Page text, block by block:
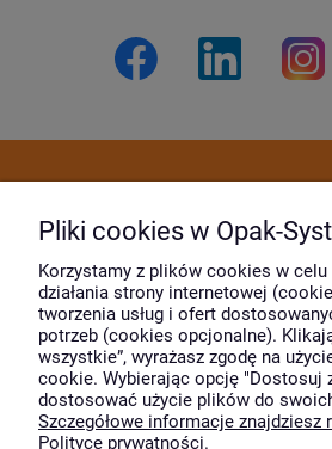
Moje konto
O firmie
Wyróżnili nas
Pliki cookies w Opak-
Korzystamy z plików cookies w celu
działania strony internetowej
tworzenia usług i ofert
potrzeb (cookies opcjonalne).
wszystkie”, wyrażasz zgodę na
cookie. Wybierając opcję "Dostosuj
dostosować użycie plików do
Szczegółowe informacje znajdziesz
Polityce prywatności.